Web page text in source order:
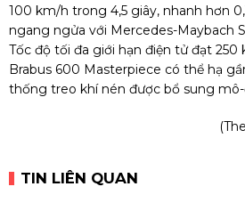
100 km/h trong 4,5 giây, nhanh hơn
ngang ngửa với Mercedes-Maybach
Tốc độ tối đa giới hạn điện tử đạt 250
Brabus 600 Masterpiece có thể hạ
thống treo khí nén được bổ sung mô-
TIN LIÊN QUAN